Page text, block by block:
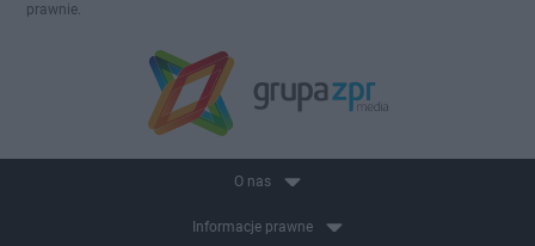
prawnie.
O nas
Informacje prawne